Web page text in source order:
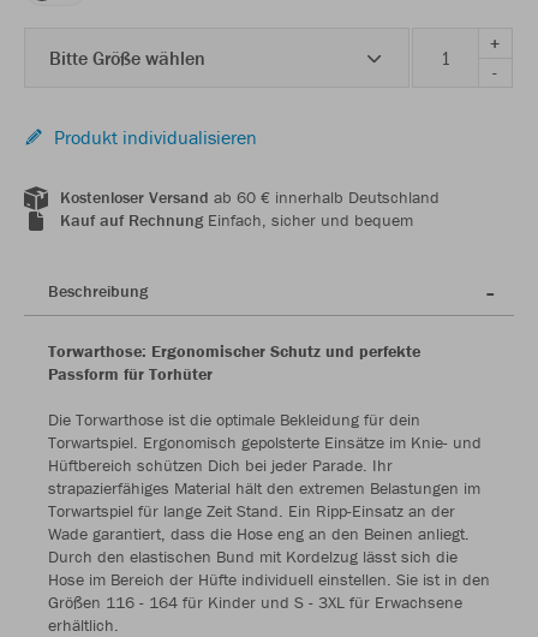
Bitte Größe wählen
+
-
Produkt individualisieren
Kostenloser Versand ab 60 € innerhalb Deutschland
Kauf auf RechnungEinfach, sicher und bequem
Beschreibung
Torwarthose: Ergonomischer Schutz und perfekte
Passform für Torhüter
Die Torwarthose ist die optimale Bekleidung für dein
Torwartspiel. Ergonomisch gepolsterte Einsätze im Knie- und
Hüftbereich schützen Dich bei jeder Parade. Ihr
strapazierfähiges Material hält den extremen Belastungen im
Torwartspiel für lange Zeit Stand. Ein Ripp-Einsatz an der
Wade garantiert, dass die Hose eng an den Beinen anliegt.
Durch den elastischen Bund mit Kordelzug lässt sich die
Hose im Bereich der Hüfte individuell einstellen. Sie ist in den
Größen 116 - 164 für Kinder und S - 3XL für Erwachsene
erhältlich.